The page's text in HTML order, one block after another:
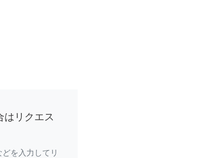
はリクエス
を入力してリ